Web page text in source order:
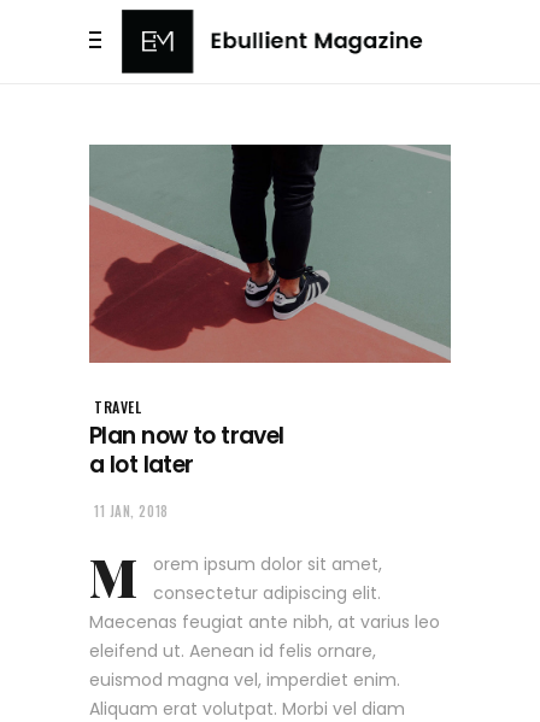
TRAVEL
Plan now to travel
a lot later
11 JAN, 2018
M
orem ipsum dolor sit amet,
consectetur adipiscing elit.
Maecenas feugiat ante nibh, at varius leo
eleifend ut. Aenean id felis ornare,
euismod magna vel, imperdiet enim.
Aliquam erat volutpat. Morbi vel diam